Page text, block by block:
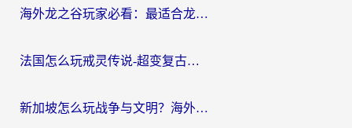
海外龙之谷玩家必看：最适合龙之谷的加速器，解决延迟卡顿还能畅玩幻书启示录和梦幻西游？
法国怎么玩戒灵传说-超变复古传奇？海外玩家国服游戏加速终极指南
新加坡怎么玩战争与文明？海外党国服游戏加速器终极避坑指南